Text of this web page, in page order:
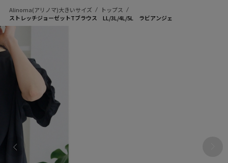
Alinoma(アリノマ)大きいサイズ
トップス
ストレッチジョーゼットTブラウス LL/3L/4L/5L ラビアンジェ